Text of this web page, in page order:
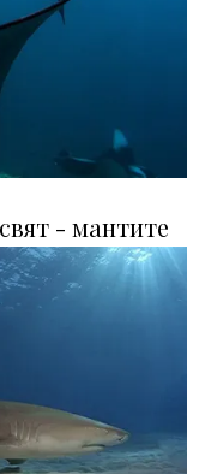
- мантите